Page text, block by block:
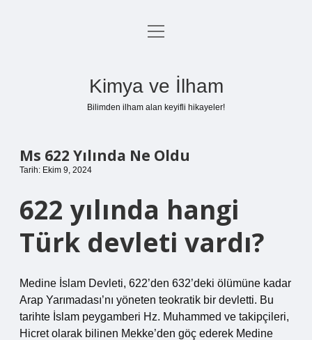
Anasayfa
menüyü
Kimya ve İlham
Bilimden ilham alan keyifli hikayeler!
Ms 622 Yılında Ne Oldu
Tarih: Ekim 9, 2024
622 yılında hangi
Türk devleti vardı?
Medine İslam Devleti, 622’den 632’deki ölümüne kadar
Arap Yarımadası’nı yöneten teokratik bir devletti. Bu
tarihte İslam peygamberi Hz. Muhammed ve takipçileri,
Hicret olarak bilinen Mekke’den göç ederek Medine